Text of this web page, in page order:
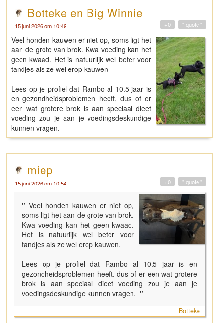
Botteke en Big Winnie
15 juni 2026 om 10:49 " quote "
+0
Veel honden kauwen er niet op, soms ligt het
aan de grote van brok. Kwa voeding kan het
geen kwaad. Het is natuurlijk wel beter voor
tandjes als ze wel erop kauwen.
Lees op je profiel dat Rambo al 10.5 jaar is
en gezondheidsproblemen heeft, dus of er
een wat grotere brok is aan speciaal dieet
voeding zou je aan je voedingsdeskundige
kunnen vragen.
miep
15 juni 2026 om 10:54 " quote "
+0
"Veel honden kauwen er niet op,
soms ligt het aan de grote van brok.
Kwa voeding kan het geen kwaad.
Het is natuurlijk wel beter voor
tandjes als ze wel erop kauwen.
Lees op je profiel dat Rambo al 10.5 jaar is en
gezondheidsproblemen heeft, dus of er een wat grotere
brok is aan speciaal dieet voeding zou je aan je
voedingsdeskundige kunnen vragen. "
Botteke